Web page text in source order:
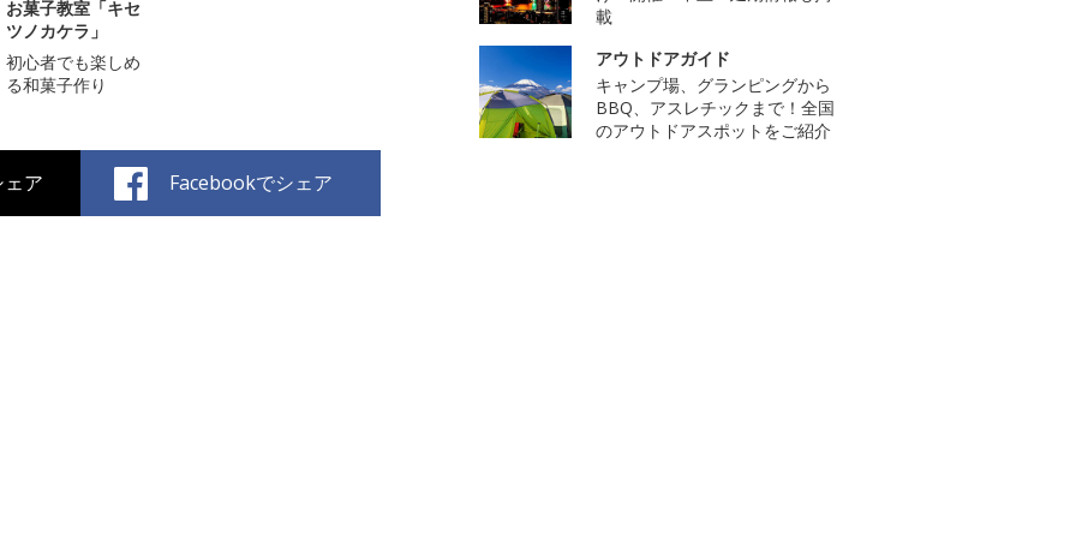
お菓子教室「キセ
ツノカケラ」
初心者でも楽しめ
る和菓子作り
ア Facebookでシェア
載
アウトドアガイド
キャンプ場、グランピングから
BBQ、アスレチックまで！全国
のアウトドアスポットをご紹介